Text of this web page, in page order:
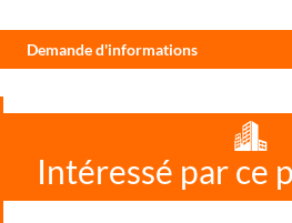
Demande d'informations
Intéressé par ce